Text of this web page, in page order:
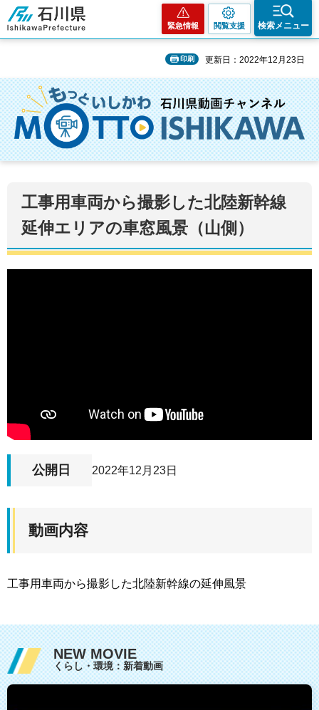
石川県
緊急情報 閲覧支援 検索メニュー
印刷 更新日：2022年12月23日
工事用車両から撮影した北陸新幹線
延伸エリアの車窓風景（山側）
公開日 2022年12月23日
動画内容
工事用車両から撮影した北陸新幹線の延伸風景
NEW MOVIE
くらし・環境：新着動画